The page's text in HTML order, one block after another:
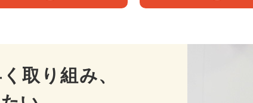
取り組み、